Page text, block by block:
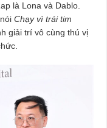
là Lona và Dablo.
nóiChạy vì trái tim
giải trí vô cùng thú vị